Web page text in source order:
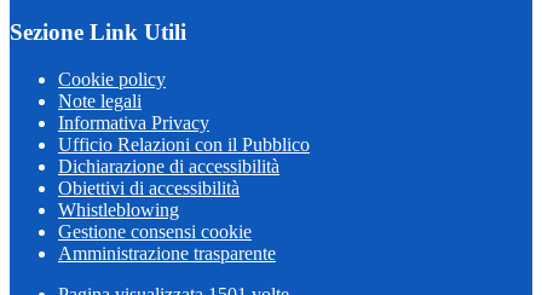
Sezione Link Utili
Cookie policy
Note legali
Informativa Privacy
Ufficio Relazioni con il Pubblico
Dichiarazione di accessibilità
Obiettivi di accessibilità
Whistleblowing
Gestione consensi cookie
Amministrazione trasparente